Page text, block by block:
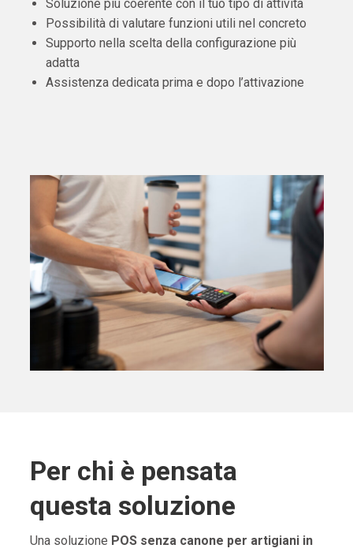
Soluzione più coerente con il tuo tipo di attività
Possibilità di valutare funzioni utili nel concreto
Supporto nella scelta della configurazione più
adatta
Assistenza dedicata prima e dopo l’attivazione
Per chi è pensata
questa soluzione
Una soluzione POS senza canone per artigiani in